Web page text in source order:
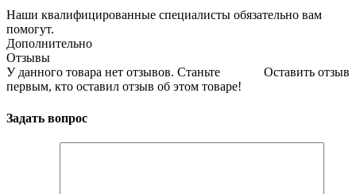
Наши квалифицированные специалисты обязательно вам
помогут.
Дополнительно
Отзывы
Оставить отзыв
У данного товара нет отзывов. Станьте
первым, кто оставил отзыв об этом товаре!
Задать вопрос